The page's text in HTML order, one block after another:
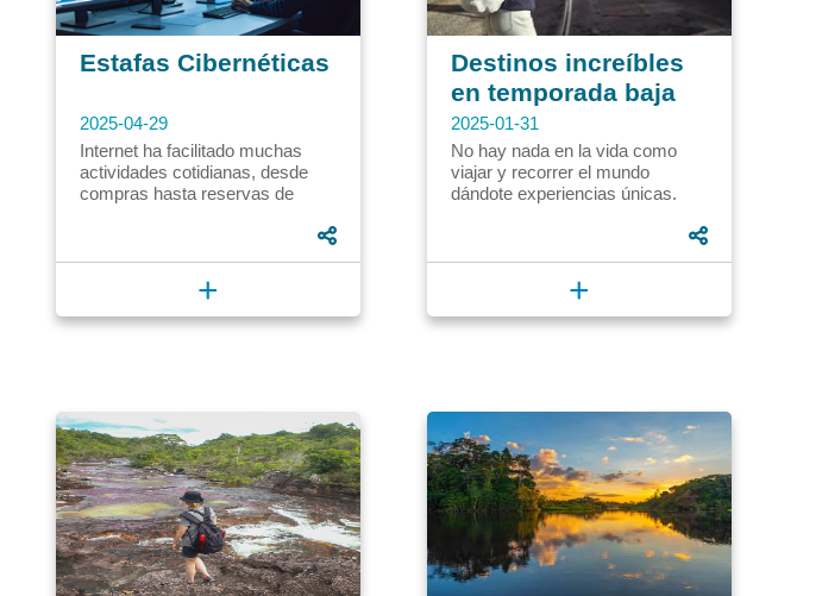
Estafas Cibernéticas
2025-04-29
Internet ha facilitado muchas
actividades cotidianas, desde
compras hasta reservas de
+
Destinos increíbles
en temporada baja
2025-01-31
No hay nada en la vida como
viajar y recorrer el mundo
dándote experiencias únicas.
de un viaje, muchas veces los...
+